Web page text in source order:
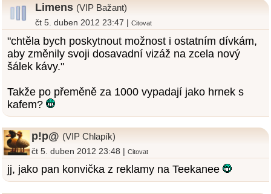
Limens (VIP Bažant)
čt 5. duben 2012 23:47 |Citovat
"chtěla bych poskytnout možnost i ostatním dívkám,
aby změnily svoji dosavadní vizáž na zcela nový
šálek kávy."
Takže po přeměně za 1000 vypadají jako hrnek s
kafem?
p!p@ (VIP Chlapík)
čt 5. duben 2012 23:48 |Citovat
jj, jako pan konvička z reklamy na Teekanee